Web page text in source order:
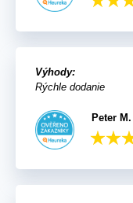
Výhody:
Rýchle dodanie
Peter M.